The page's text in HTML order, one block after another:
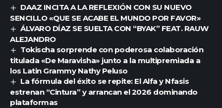
DAAZ INCITA A LA REFLEXIÓN CON SU NUEVO
SENCILLO «QUE SE ACABE EL MUNDO POR FAVOR»
ÁLVARO DÍAZ SE SUELTA CON “BYAK” FEAT. RAUW
ALEJANDRO
Tokischa sorprende con poderosa colaboración
titulada «De Maravisha» junto a la multipremiada a
los Latin Grammy Nathy Peluso
La fórmula del éxito se repite: El Alfa y Nfasis
estrenan “Cintura” y arrancan el 2026 dominando
plataformas